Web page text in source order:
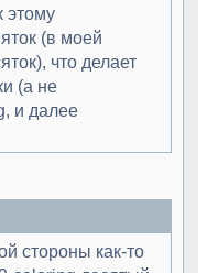
этому
(в моей
что делает
(а не
и далее
стороны как-то